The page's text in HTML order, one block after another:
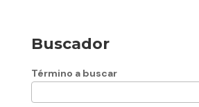
Buscador
Término a buscar